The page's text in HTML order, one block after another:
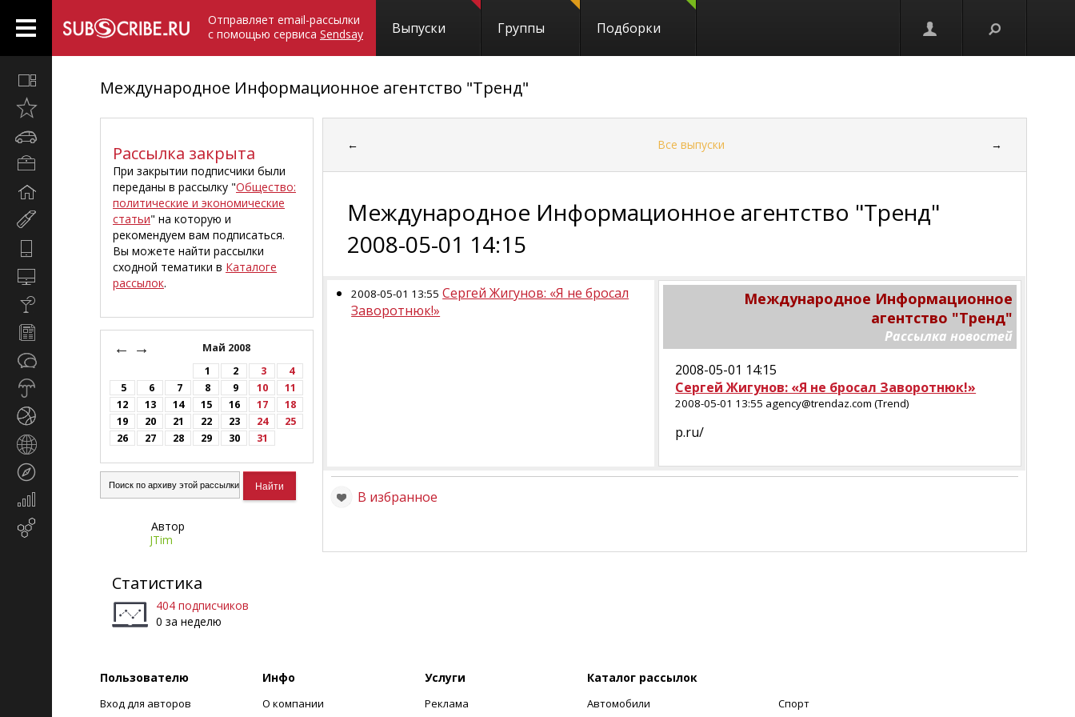
Отправляет email-рассылки
с помощью сервиса Sendsay Выпуски Группы Подборки
недавно
Компьютеры
Новости
регионы
Экономика
Международное Информационное агентство "Тренд"
Рассылка закрыта
При закрытии подписчики были
переданы в рассылку "Общество:
политические и экономические
статьи" на которую и
рекомендуем вам подписаться.
Вы можете найти рассылки
сходной тематики в Каталоге
рассылок.
← Май 2008
→
1 2 3
4
5
6 7 8 9 10
11
12
13 14 15 16 17
18
19
20 21 22 23 24
25
26
27 28 29 30 31
Автор
JTim
Статистика
404 подписчиков
0 за неделю
← Все выпуски →
Международное Информационное агентство "Тренд"
2008-05-01 14:15
2008-05-01 13:55 Сергей Жигунов: «Я не бросал
Заворотнюк!»
Международное Информационное
агентство "Тренд"
Рассылка новостей
2008-05-01 14:15
Сергей Жигунов: «Я не бросал Заворотнюк!»
2008-05-01 13:55 agency@trendaz.com (Trend)
p.ru/
В избранное
Пользователю
Вход для авторов
Инфо
О компании
Услуги
Реклама
Каталог рассылок
Автомобили Спорт